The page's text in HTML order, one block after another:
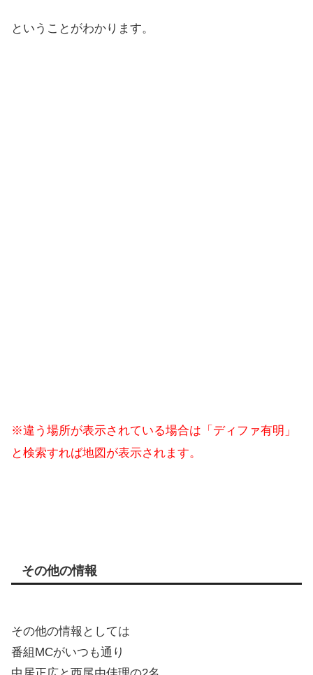
ということがわかります。
※違う場所が表示されている場合は「ディファ有明」
と検索すれば地図が表示されます。
その他の情報
その他の情報としては
番組MCがいつも通り